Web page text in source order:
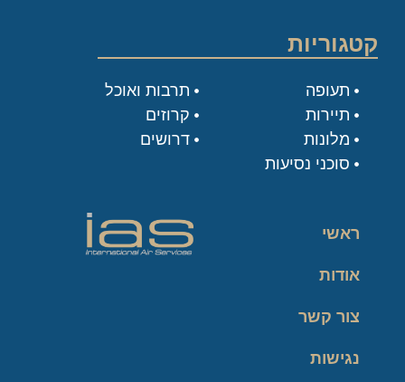
קטגוריות
תעופה
תיירות
מלונות
סוכני נסיעות
תרבות ואוכל
קרוזים
דרושים
ראשי
אודות
צור קשר
נגישות